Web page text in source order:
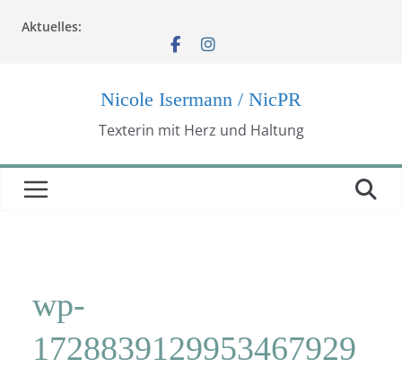
Inhalt
Aktuelles:
Nicole Isermann / NicPR
Texterin mit Herz und Haltung
wp-
1728839129953467929